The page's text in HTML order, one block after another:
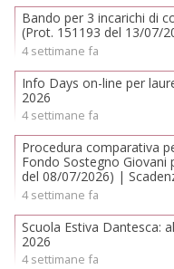
Bando per 3 incarichi di collaborazione part-time counselling
(Prot. 151193 del 13/07/
4 settimane fa
Info Days on-line per lauree triennali e magistrali | 21 luglio
2026
4 settimane fa
Procedura comparativa per 26 collaborazioni nell'ambito del
Fondo Sostegno Giovani
del 08/07/2026) |
4 settimane fa
Scuola Estiva Dantesca: al via la sesta edizione | 14-17 luglio
2026
4 settimane fa